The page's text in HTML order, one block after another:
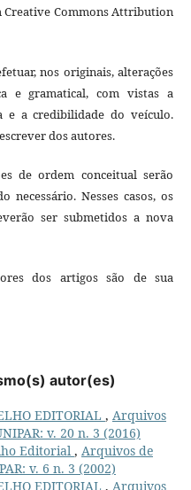
Creative Commons Attribution
nos originais, alterações
e gramatical, com vistas a
a credibilidade do veículo.
dos autores.
de ordem conceitual serão
necessário. Nesses casos, os
ser submetidos a nova
dos artigos são de sua
autor(es)
EDITORIAL , Arquivos
v. 20 n. 3 (2016)
Editorial , Arquivos de
v. 6 n. 3 (2002)
EDITORIAL , Arquivos